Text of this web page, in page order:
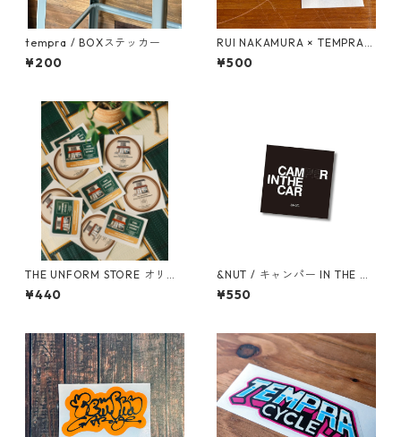
tempra / BOXステッカー
¥200
RUI NAKAMURA × TEMPRA
ロゴ ステッカーSET
¥500
THE UNFORM STORE オリジ
ナルステッカー
¥440
&NUT / キャンパー IN THE CA
R ステッカー
¥550